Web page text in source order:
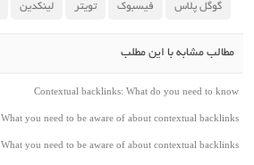
گوگل پلاس فیسبوک تویتر لینکدین
مطالب مشابه با این مطلب
Contextual backlinks: What do you need to know
What you need to be aware of about contextual backlinks
What you need to be aware of about contextual backlinks